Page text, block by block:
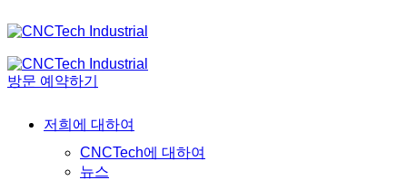
방문 예약하기
저희에 대하여
CNCTech에 대하여
뉴스